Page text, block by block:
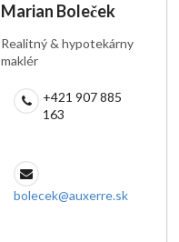
Marian Boleček
Realitný & hypotekárny
maklér
+421 907 885
163
bolecek@auxerre.sk